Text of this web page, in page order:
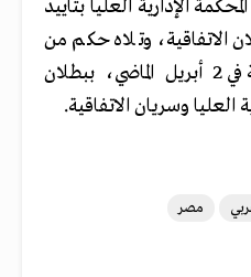
حكم المحكمة الإدارية العليا بتأييد
الاتفاقية، وتلاه حكم من
محكمة الأمور المستعجلة في 2 أبريل الماضي، ببطلان
وسريان الاتفاقية.
مصر